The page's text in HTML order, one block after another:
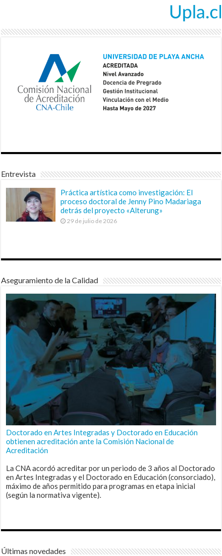
Entrevista
Práctica artística como investigación: El
proceso doctoral de Jenny Pino Madariaga
detrás del proyecto «Alterung»
29 de julio de 2026
Aseguramiento de la Calidad
Doctorado en Artes Integradas y Doctorado en Educación
obtienen acreditación ante la Comisión Nacional de
Acreditación
La CNA acordó acreditar por un periodo de 3 años al Doctorado
en Artes Integradas y el Doctorado en Educación (consorciado),
máximo de años permitido para programas en etapa inicial
(según la normativa vigente).
Últimas novedades